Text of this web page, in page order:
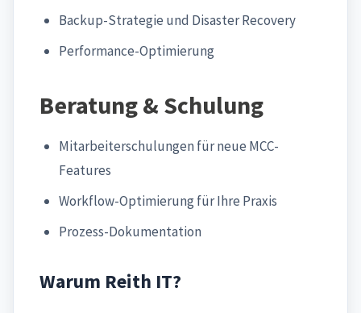
Backup-Strategie und Disaster Recovery
Performance-Optimierung
Beratung & Schulung
Mitarbeiterschulungen für neue MCC-
Features
Workflow-Optimierung für Ihre Praxis
Prozess-Dokumentation
Warum Reith IT?